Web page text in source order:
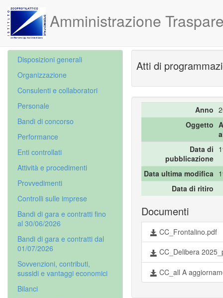
Amministrazione
Disposizioni generali
Organizzazione
Consulenti e collaboratori
Personale
Bandi di concorso
Performance
Enti controllati
Attività e procedimenti
Provvedimenti
Controlli sulle imprese
Bandi di gara e contratti fino
al 30/06/2026
Bandi di gara e contratti dal
01/07/2026
Sovvenzioni, contributi,
sussidi e vantaggi economici
Bilanci
Atti di
Anno
Oggetto
Data di
pubblicazione
Data ultima modifica
Data di ritiro
Documenti
CC_Frontalino.pdf
CC_Delibera
CC_all A